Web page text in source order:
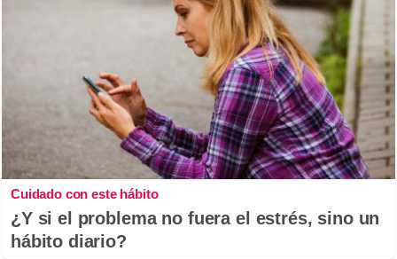
Cuidado con este hábito
¿Y si el problema no fuera el estrés, sino un
hábito diario?